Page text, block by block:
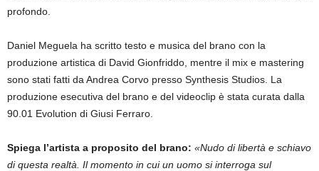
profondo.
Daniel Meguela ha scritto testo e musica del brano con la
produzione artistica di David Gionfriddo, mentre il mix e mastering
sono stati fatti da Andrea Corvo presso Synthesis Studios. La
produzione esecutiva del brano e del videoclip è stata curata dalla
90.01 Evolution di Giusi Ferraro.
Spiega l’artista a proposito del brano: «Nudo di libertà e schiavo
di questa realtà. Il momento in cui un uomo si interroga sul